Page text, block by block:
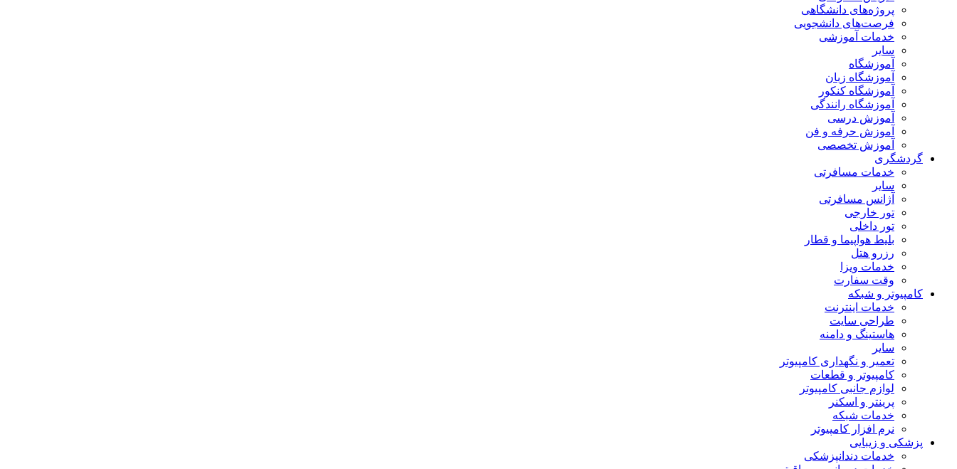
پروژه‌های دانشگاهی
فرصت‌های دانشجویی
خدمات آموزشی
سایر
آموزشگاه
آموزشگاه زبان
آموزشگاه کنکور
آموزشگاه رانندگی
آموزش درسی
آموزش حرفه و فن
آموزش تخصصی
گردشگری
خدمات مسافرتی
سایر
آژانس مسافرتی
تور خارجی
تور داخلی
بلیط هواپیما و قطار
رزرو هتل
خدمات ویزا
وقت سفارت
کامپیوتر و شبکه
خدمات اینترنت
طراحی سایت
هاستینگ و دامنه
سایر
تعمیر و نگهداری کامپیوتر
کامپیوتر و قطعات
لوازم جانبی کامپیوتر
پرینتر و اسکنر
خدمات شبکه
نرم افزار کامپیوتر
پزشکی و زیبایی
خدمات دندانپزشکی